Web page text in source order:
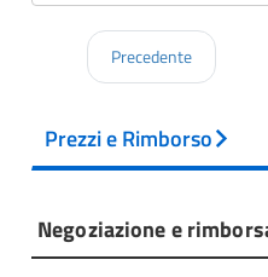
Precedente
Prezzi e Rimborso
Negoziazione e